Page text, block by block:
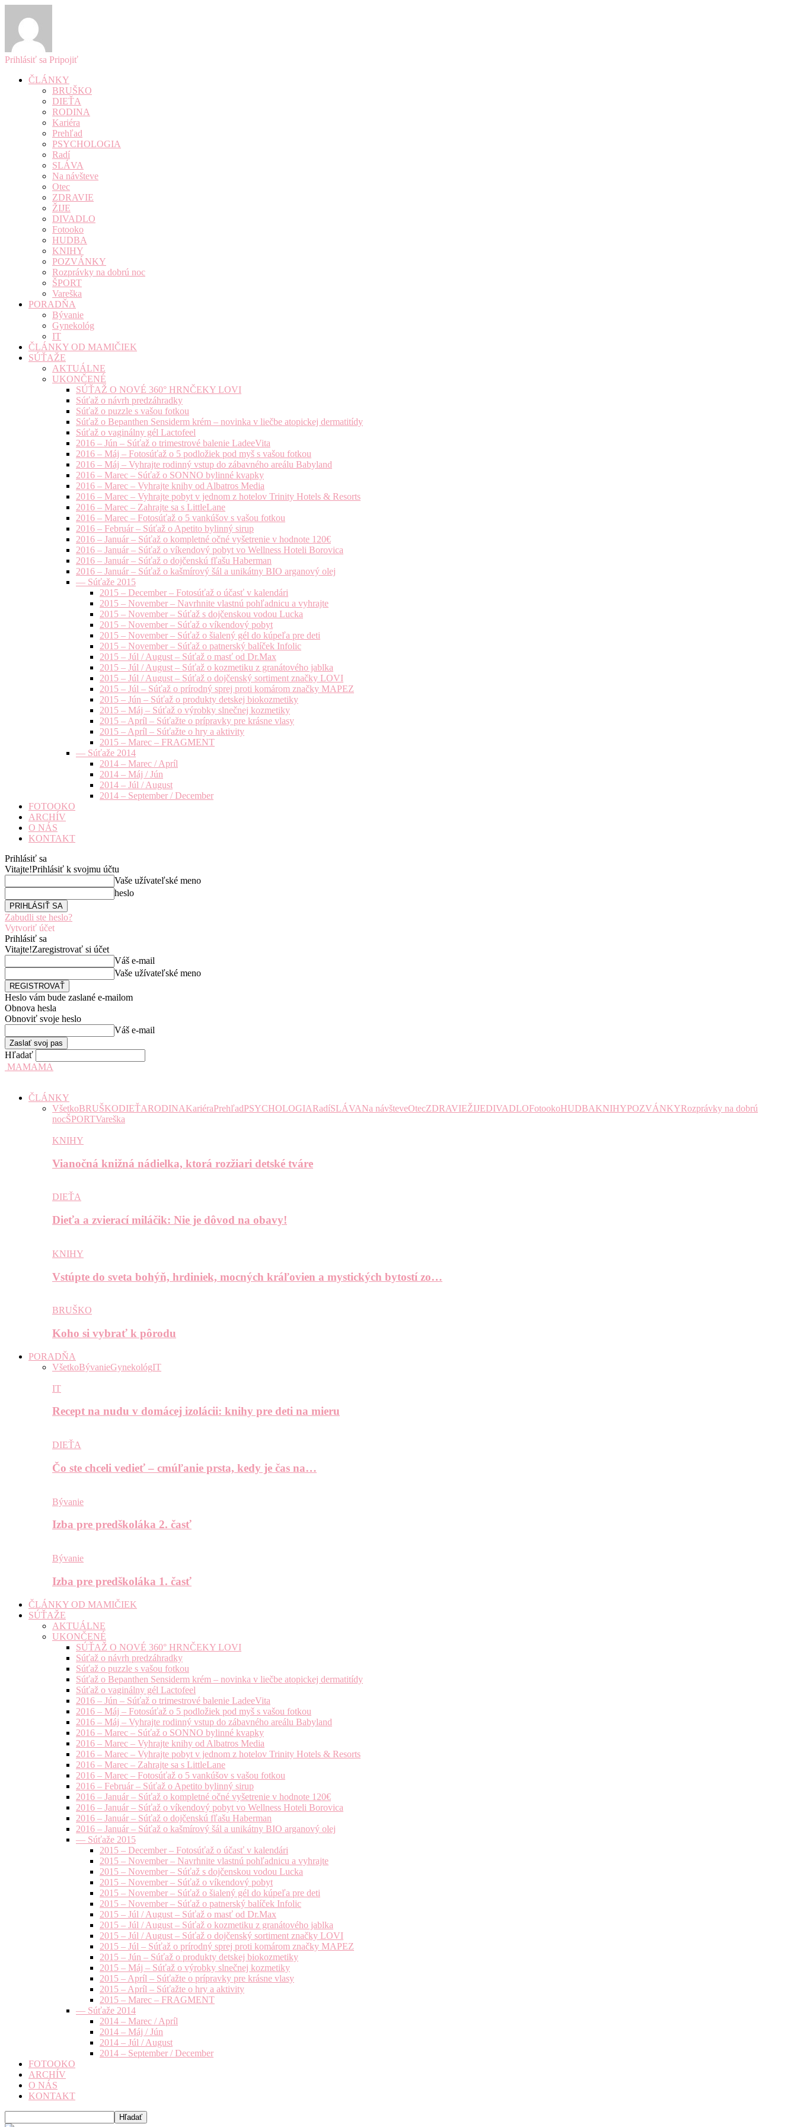
Prihlásiť sa Pripojiť
ČLÁNKY
BRUŠKO
DIEŤA
RODINA
Kariéra
Prehľad
PSYCHOLOGIA
Radí
SLÁVA
Na návšteve
Otec
ZDRAVIE
ŽIJE
DIVADLO
Fotooko
HUDBA
KNIHY
POZVÁNKY
Rozprávky na dobrú noc
ŠPORT
Vareška
PORADŇA
Bývanie
Gynekológ
IT
ČLÁNKY OD MAMIČIEK
SÚŤAŽE
AKTUÁLNE
UKONČENÉ
SÚŤAŽ O NOVÉ 360° HRNČEKY LOVI
Súťaž o návrh predzáhradky
Súťaž o puzzle s vašou fotkou
Súťaž o Bepanthen Sensiderm krém – novinka v liečbe atopickej dermatitídy
Súťaž o vaginálny gél Lactofeel
2016 – Jún – Súťaž o trimestrové balenie LadeeVita
2016 – Máj – Fotosúťaž o 5 podložiek pod myš s vašou fotkou
2016 – Máj – Vyhrajte rodinný vstup do zábavného areálu Babyland
2016 – Marec – Súťaž o SONNO bylinné kvapky
2016 – Marec – Vyhrajte knihy od Albatros Media
2016 – Marec – Vyhrajte pobyt v jednom z hotelov Trinity Hotels & Resorts
2016 – Marec – Zahrajte sa s LittleLane
2016 – Marec – Fotosúťaž o 5 vankúšov s vašou fotkou
2016 – Február – Súťaž o Apetito bylinný sirup
2016 – Január – Súťaž o kompletné očné vyšetrenie v hodnote 120€
2016 – Január – Súťaž o víkendový pobyt vo Wellness Hoteli Borovica
2016 – Január – Súťaž o dojčenskú fľašu Haberman
2016 – Január – Súťaž o kašmírový šál a unikátny BIO arganový olej
— Súťaže 2015
2015 – December – Fotosúťaž o účasť v kalendári
2015 – November – Navrhnite vlastnú pohľadnicu a vyhrajte
2015 – November – Súťaž s dojčenskou vodou Lucka
2015 – November – Súťaž o víkendový pobyt
2015 – November – Súťaž o šialený gél do kúpeľa pre deti
2015 – November – Súťaž o patnerský balíček Infolic
2015 – Júl / August – Súťaž o masť od Dr.Max
2015 – Júl / August – Súťaž o kozmetiku z granátového jablka
2015 – Júl / August – Súťaž o dojčenský sortiment značky LOVI
2015 – Júl – Súťaž o prírodný sprej proti komárom značky MAPEZ
2015 – Jún – Súťaž o produkty detskej biokozmetiky
2015 – Máj – Súťaž o výrobky slnečnej kozmetiky
2015 – Apríl – Súťažte o prípravky pre krásne vlasy
2015 – Apríl – Súťažte o hry a aktivity
2015 – Marec – FRAGMENT
— Súťaže 2014
2014 – Marec / Apríl
2014 – Máj / Jún
2014 – Júl / August
2014 – September / December
FOTOOKO
ARCHÍV
O NÁS
KONTAKT
Prihlásiť sa
Vitajte!Prihlásiť k svojmu účtu
Vaše užívateľské meno
heslo
Zabudli ste heslo?
Vytvoriť účet
Prihlásiť sa
Vitajte!Zaregistrovať si účet
Váš e-mail
Vaše užívateľské meno
Heslo vám bude zaslané e-mailom
Obnova hesla
Obnoviť svoje heslo
Váš e-mail
Hľadať
MAMAMA
ČLÁNKY
VšetkoBRUŠKODIEŤARODINAKariéraPrehľadPSYCHOLOGIARadíSLÁVANa návšteveOtecZDRAVIEŽIJEDIVADLOFotookoHUDBAKNIHYPOZVÁNKYRozprávky na dobrú
nocŠPORTVareška
KNIHY
Vianočná knižná nádielka, ktorá rozžiari detské tváre
DIEŤA
Dieťa a zvierací miláčik: Nie je dôvod na obavy!
KNIHY
Vstúpte do sveta bohýň, hrdiniek, mocných kráľovien a mystických bytostí zo…
BRUŠKO
Koho si vybrať k pôrodu
PORADŇA
VšetkoBývanieGynekológIT
IT
Recept na nudu v domácej izolácii: knihy pre deti na mieru
DIEŤA
Čo ste chceli vedieť – cmúľanie prsta, kedy je čas na…
Bývanie
Izba pre predškoláka 2. časť
Bývanie
Izba pre predškoláka 1. časť
ČLÁNKY OD MAMIČIEK
SÚŤAŽE
AKTUÁLNE
UKONČENÉ
SÚŤAŽ O NOVÉ 360° HRNČEKY LOVI
Súťaž o návrh predzáhradky
Súťaž o puzzle s vašou fotkou
Súťaž o Bepanthen Sensiderm krém – novinka v liečbe atopickej dermatitídy
Súťaž o vaginálny gél Lactofeel
2016 – Jún – Súťaž o trimestrové balenie LadeeVita
2016 – Máj – Fotosúťaž o 5 podložiek pod myš s vašou fotkou
2016 – Máj – Vyhrajte rodinný vstup do zábavného areálu Babyland
2016 – Marec – Súťaž o SONNO bylinné kvapky
2016 – Marec – Vyhrajte knihy od Albatros Media
2016 – Marec – Vyhrajte pobyt v jednom z hotelov Trinity Hotels & Resorts
2016 – Marec – Zahrajte sa s LittleLane
2016 – Marec – Fotosúťaž o 5 vankúšov s vašou fotkou
2016 – Február – Súťaž o Apetito bylinný sirup
2016 – Január – Súťaž o kompletné očné vyšetrenie v hodnote 120€
2016 – Január – Súťaž o víkendový pobyt vo Wellness Hoteli Borovica
2016 – Január – Súťaž o dojčenskú fľašu Haberman
2016 – Január – Súťaž o kašmírový šál a unikátny BIO arganový olej
— Súťaže 2015
2015 – December – Fotosúťaž o účasť v kalendári
2015 – November – Navrhnite vlastnú pohľadnicu a vyhrajte
2015 – November – Súťaž s dojčenskou vodou Lucka
2015 – November – Súťaž o víkendový pobyt
2015 – November – Súťaž o šialený gél do kúpeľa pre deti
2015 – November – Súťaž o patnerský balíček Infolic
2015 – Júl / August – Súťaž o masť od Dr.Max
2015 – Júl / August – Súťaž o kozmetiku z granátového jablka
2015 – Júl / August – Súťaž o dojčenský sortiment značky LOVI
2015 – Júl – Súťaž o prírodný sprej proti komárom značky MAPEZ
2015 – Jún – Súťaž o produkty detskej biokozmetiky
2015 – Máj – Súťaž o výrobky slnečnej kozmetiky
2015 – Apríl – Súťažte o prípravky pre krásne vlasy
2015 – Apríl – Súťažte o hry a aktivity
2015 – Marec – FRAGMENT
— Súťaže 2014
2014 – Marec / Apríl
2014 – Máj / Jún
2014 – Júl / August
2014 – September / December
FOTOOKO
ARCHÍV
O NÁS
KONTAKT